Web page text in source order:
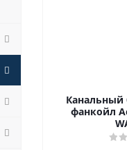
Канальный
фанкойл